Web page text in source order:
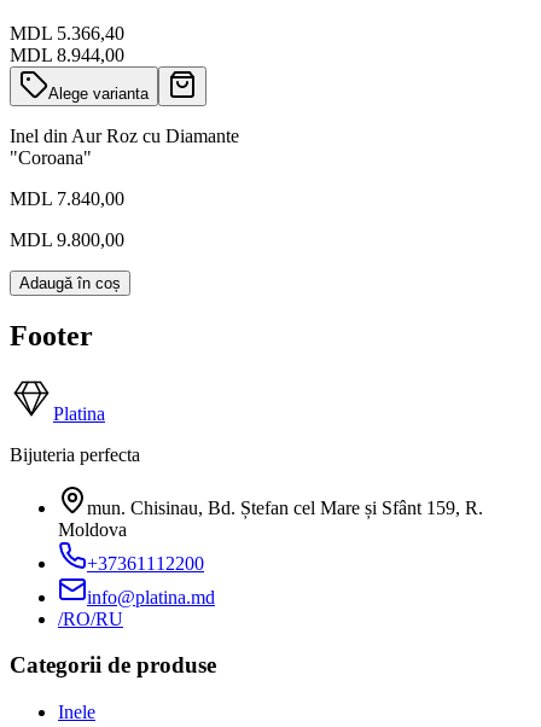
MDL 5.366,40
MDL 8.944,00
Alege varianta
Inel din Aur Roz cu Diamante
"Coroana"
MDL 7.840,00
MDL 9.800,00
Adaugă în coș
Footer
Platina
Bijuteria perfecta
mun. Chisinau, Bd. Ștefan cel Mare și Sfânt 159, R.
Moldova
+37361112200
info@platina.md
/RO/RU
Categorii de produse
Inele